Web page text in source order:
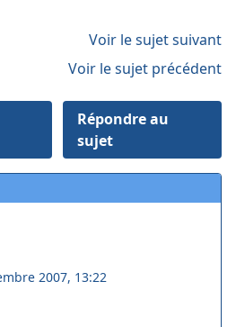
Voir le sujet suivant
Voir le sujet précédent
Répondre au
sujet
2007, 13:22